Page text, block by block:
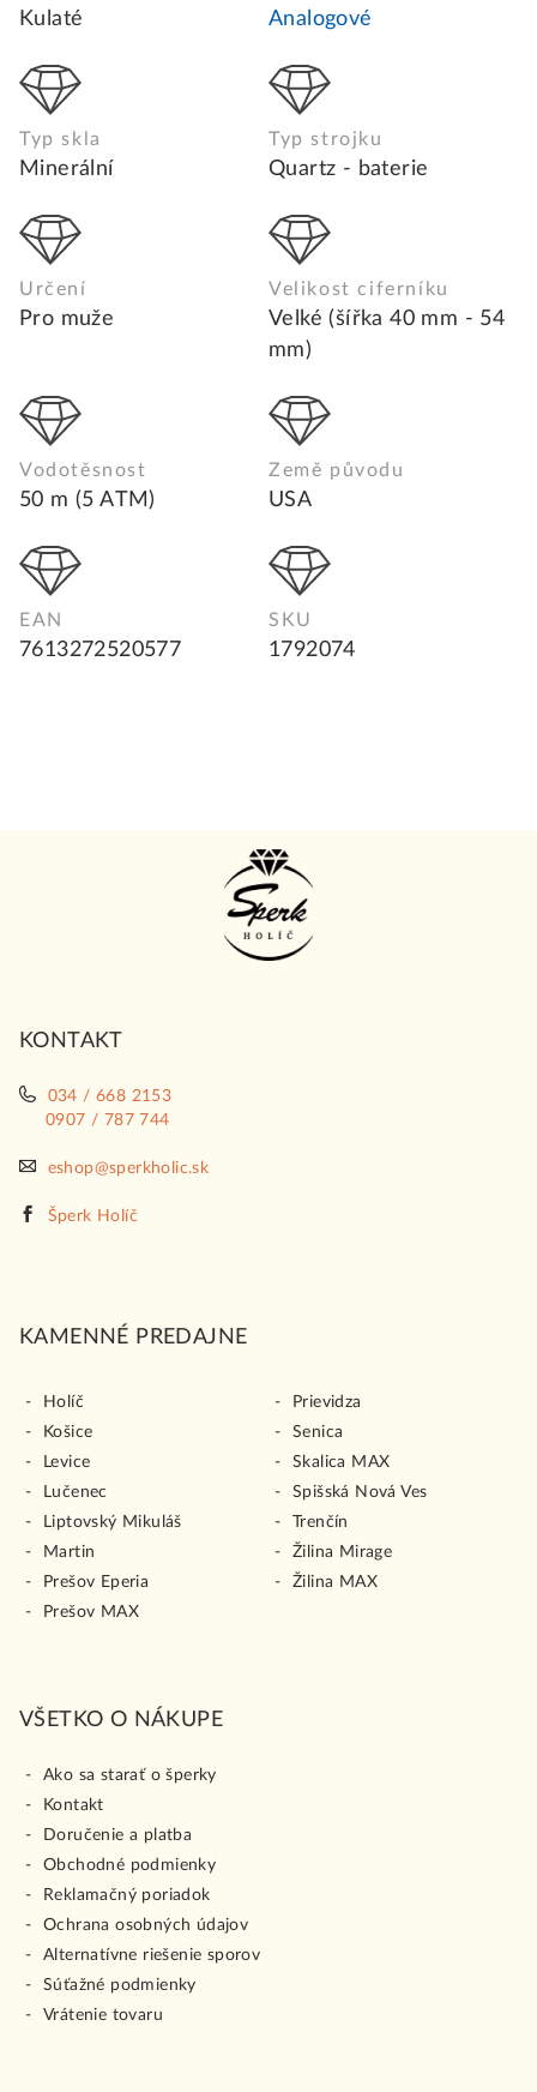
Kulaté Analogové
Typ skla
Minerální
Typ strojku
Quartz - baterie
Určení
Pro muže
Velikost ciferníku
Velké (šířka 40 mm - 54
mm)
Vodotěsnost
50 m (5 ATM)
Země původu
USA
EAN
7613272520577
SKU
1792074
KONTAKT
034 / 668 2153
0907 / 787 744
eshop@sperkholic.sk
Šperk Holíč
KAMENNÉ PREDAJNE
Holíč
Košice
Levice
Lučenec
Liptovský Mikuláš
Martin
Prešov Eperia
Prešov MAX
Prievidza
Senica
Skalica MAX
Spišská Nová Ves
Trenčín
Žilina Mirage
Žilina MAX
VŠETKO O NÁKUPE
Ako sa starať o šperky
Kontakt
Doručenie a platba
Obchodné podmienky
Reklamačný poriadok
Ochrana osobných údajov
Alternatívne riešenie sporov
Súťažné podmienky
Vrátenie tovaru